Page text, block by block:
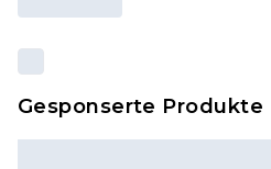
Gesponserte Produkte